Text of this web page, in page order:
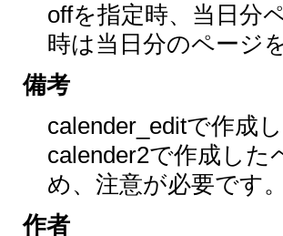
offを指定時、当日分
時は当日分のページ
備考
calender_editで作成
calender2で作成し
め、注意が必要です
作者